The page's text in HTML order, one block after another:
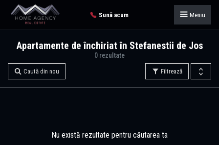
Sună acum Meniu
0 rezultate
Apartamente de închiriat în Stefanestii de Jos
Filtrează
Caută din nou
Nu există rezultate pentru căutarea ta